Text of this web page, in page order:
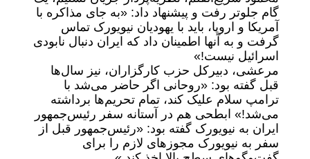
گام جلوتر رفت و پیشنهاد داد: «به جای مذاکره با
آمریکا و اروپا، باید با یهودیان نیویورک تماس
گرفت و به آنها اطمینان داد که ایران دنبال نابودی
اسرائیل نیست!»
مرعشی، دبیرکل حزب کارگزاران، نیز سال‌ها
قبل گفته بود: «روحانی اگر حاضر می‌شد با
ترامپ سلام علیک کند، تمام تحریم‌ها برداشته
می‌شد!» ابطحی هم در آستانه سفر رئیس‌جمهور
ایران به نیویورک گفته بود: «رئیس‌جمهور قبل از
سفر به نیویورک مجوزهای لازم را برای